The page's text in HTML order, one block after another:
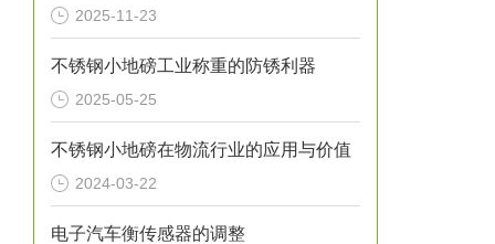
2025-11-23
不锈钢小地磅工业称重的防锈利器
2025-05-25
不锈钢小地磅在物流行业的应用与价值
2024-03-22
电子汽车衡传感器的调整